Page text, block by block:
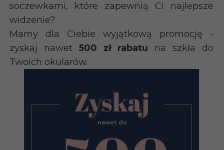
soczewkami, które zapewnią Ci najlepsze
widzenie?
Mamy dla Ciebie wyjątkową promocję -
zyskaj nawet 500 zł rabatu na szkła do
Twoich okularów.